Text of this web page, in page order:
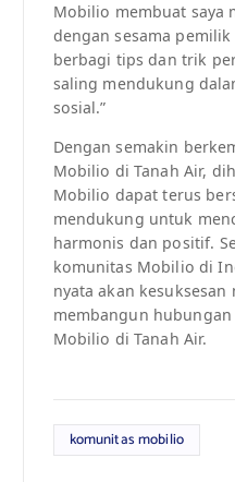
Mobilio membuat saya
dengan sesama
berbagi tips dan trik
saling mendukung
sosial.”
Dengan semakin
Mobilio di Tanah Air,
Mobilio dapat terus
mendukung untuk
harmonis dan positif.
komunitas Mobilio di
nyata akan
membangun
Mobilio di Tanah Air.
komunitas mobilio